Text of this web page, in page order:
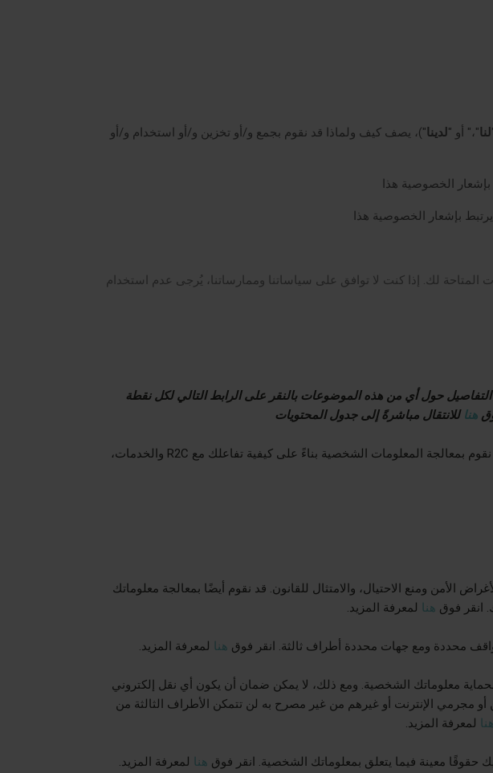
لنا"،" أو "لدينا")، يصف كيف ولماذا قد نقوم بجمع و/أو تخزين و/أو استخدام و/أو
بإشعار الخصوصية هذا
بإشعار الخصوصية هذا
لك. إذا كنت لا توافق على سياساتنا وممارساتنا، يُرجى عدم استخدام
حول أي من هذه الموضوعات بالنقر على الرابط التالي لكل نقطة
هنا للانتقال مباشرةً إلى جدول المحتويات
بمعالجة المعلومات الشخصية بناءً على كيفية تفاعلك مع R2C والخدمات،
الأمن ومنع الاحتيال، والامتثال للقانون. قد نقوم أيضًا بمعالجة معلوماتك
انقر فوق هنا لمعرفة المزيد.
محددة ومع جهات محددة أطراف ثالثة. انقر فوق هنا لمعرفة المزيد.
لحماية معلوماتك الشخصية. ومع ذلك، لا يمكن ضمان أن يكون أي نقل إلكتروني
غير مصرح به لن تتمكن الأطراف الثالثة من
هنا لمعرفة المزيد.
حقوقًا معينة فيما يتعلق بمعلوماتك الشخصية. انقر فوق هنا لمعرفة المزيد.